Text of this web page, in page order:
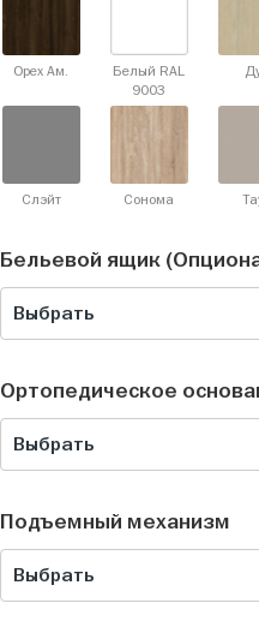
Орех Ам.
Белый RAL
9003
Слэйт Сонома
Бельевой ящик
Выбрать
Ортопедическое
Выбрать
Подъемный механизм
Выбрать